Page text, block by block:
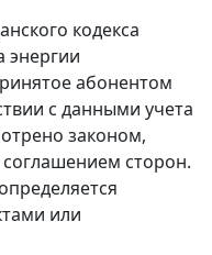
кодекса
энергии
абонентом
с данными учета
законом,
сторон.
или